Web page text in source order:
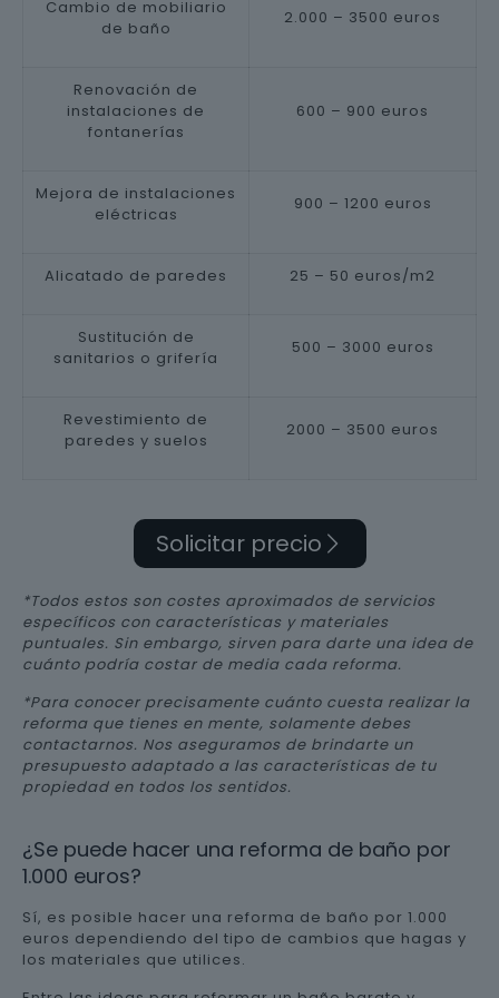
Cambio de mobiliario
de baño
2.000 – 3500 euros
Renovación de
instalaciones de
fontanerías
600 – 900 euros
Mejora de instalaciones
eléctricas
900 – 1200 euros
Alicatado de paredes 25 – 50 euros/m2
Sustitución de
sanitarios o grifería
500 – 3000 euros
Revestimiento de
paredes y suelos
2000 – 3500 euros
Solicitar precio
*Todos estos son costes aproximados de servicios
específicos con características y materiales
puntuales. Sin embargo, sirven para darte una idea de
cuánto podría costar de media cada reforma.
*Para conocer precisamente cuánto cuesta realizar la
reforma que tienes en mente, solamente debes
contactarnos. Nos aseguramos de brindarte un
presupuesto adaptado a las características de tu
propiedad en todos los sentidos.
¿Se puede hacer una reforma de baño por
1.000 euros?
Sí, es posible hacer una reforma de baño por 1.000
euros dependiendo del tipo de cambios que hagas y
los materiales que utilices.